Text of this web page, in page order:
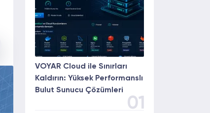
VOYAR Cloud ile Sınırları
Kaldırın: Yüksek Performanslı
Bulut Sunucu Çözümleri
01